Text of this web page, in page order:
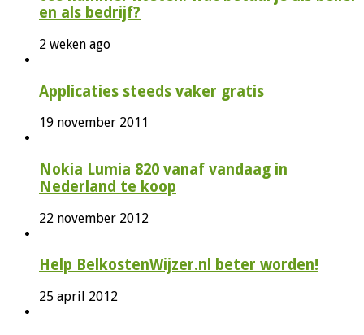
en als bedrijf?
2 weken ago
Applicaties steeds vaker gratis
19 november 2011
Nokia Lumia 820 vanaf vandaag in
Nederland te koop
22 november 2012
Help BelkostenWijzer.nl beter worden!
25 april 2012